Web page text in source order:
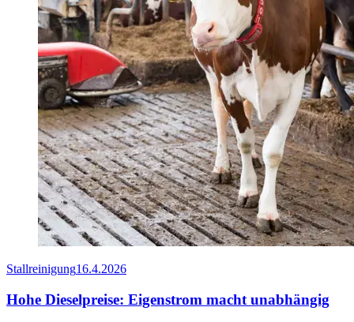
Stallreinigung16.4.2026
Hohe Dieselpreise: Eigenstrom macht unabhängig